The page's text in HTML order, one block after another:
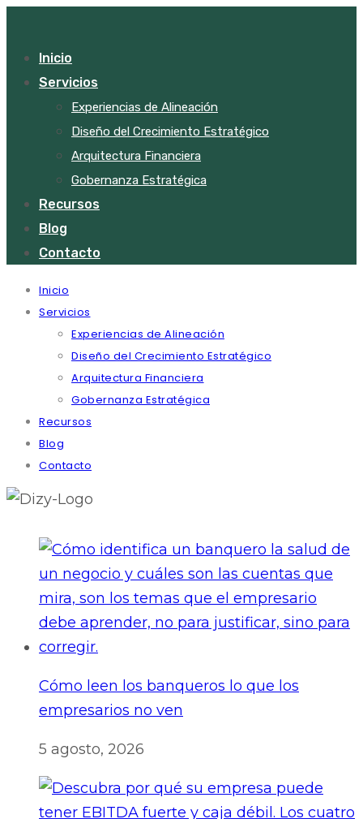
Inicio
Servicios
Experiencias de Alineación
Diseño del Crecimiento Estratégico
Arquitectura Financiera
Gobernanza Estratégica
Recursos
Blog
Contacto
Inicio
Servicios
Experiencias de Alineación
Diseño del Crecimiento Estratégico
Arquitectura Financiera
Gobernanza Estratégica
Recursos
Blog
Contacto
Cómo leen los banqueros lo que los
empresarios no ven
5 agosto, 2026